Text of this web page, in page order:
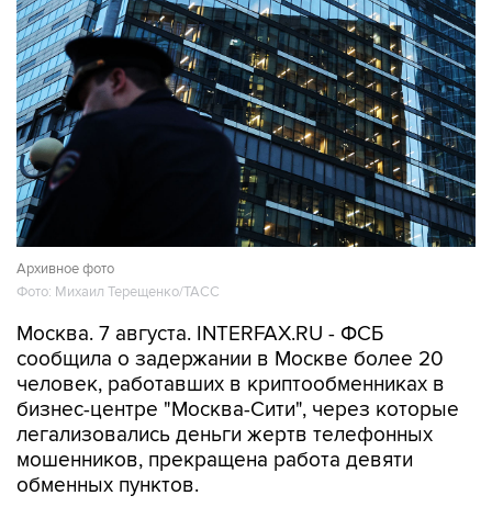
Архивное фото
Фото: Михаил Терещенко/ТАСС
Москва. 7 августа. INTERFAX.RU - ФСБ
сообщила о задержании в Москве более 20
человек, работавших в криптообменниках в
бизнес-центре "Москва-Сити", через которые
легализовались деньги жертв телефонных
мошенников, прекращена работа девяти
обменных пунктов.